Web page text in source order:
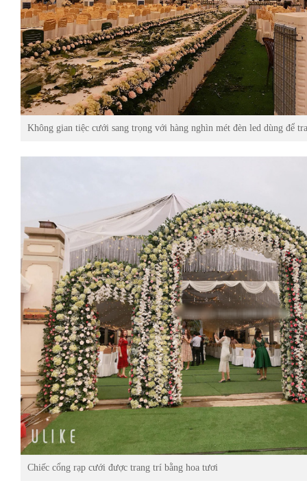
Không gian tiệc cưới sang trọng với hàng nghìn mét đèn led dùng để
Chiếc cổng rạp cưới được trang trí bằng hoa tươi